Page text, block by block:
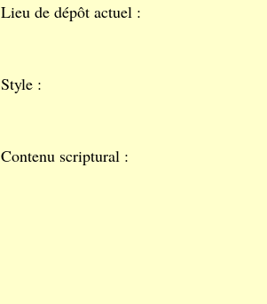
Lieu de dépôt actuel :
Style :
Contenu scriptural :